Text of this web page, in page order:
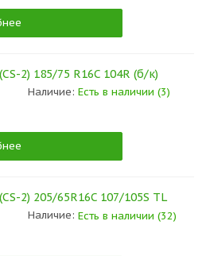
2) 185/75 R16C 104R (б/к)
Наличие: Есть в наличии (3)
2) 205/65R16C 107/105S TL
Наличие: Есть в наличии (32)